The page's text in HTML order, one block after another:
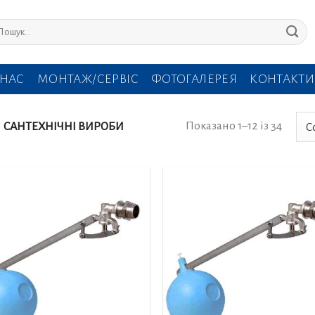
МОНТАЖ/СЕРВІС ФОТОГАЛЕРЕЯ КОНТАКТИ
САНТЕХНІЧНІ ВИРОБИ Показано 1–12 із 34